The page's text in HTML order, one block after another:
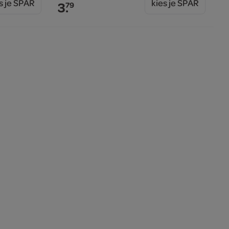
je SPAR 3.79 kies je SPAR